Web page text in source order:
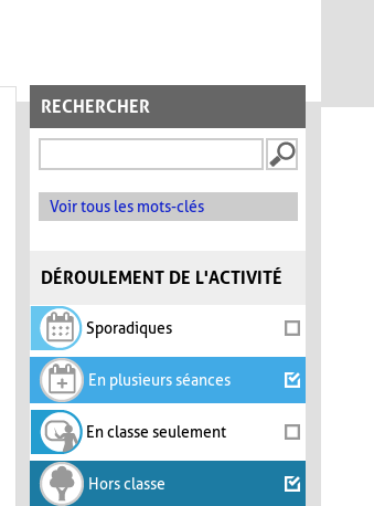
RECHERCHER
Voir tous les mots-clés
DÉROULEMENT DE L'ACTIVITÉ
Sporadiques
En plusieurs séances
En classe seulement
Hors classe